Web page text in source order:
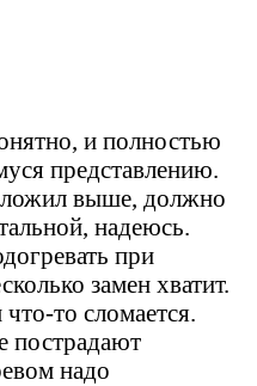
и полностью
представлению.
выше, должно
надеюсь.
при
замен хватит.
то сломается.
пострадают
надо